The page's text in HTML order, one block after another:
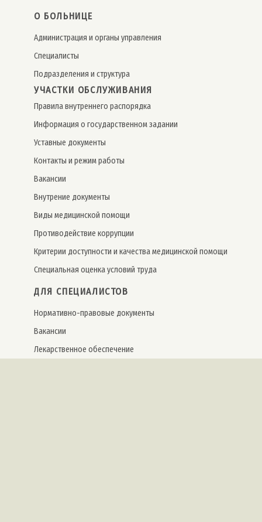
О БОЛЬНИЦЕ
Администрация и органы управления
Специалисты
Подразделения и структура
УЧАСТКИ ОБСЛУЖИВАНИЯ
Правила внутреннего распорядка
Информация о государственном задании
Уставные документы
Контакты и режим работы
Вакансии
Внутрение документы
Виды медицинской помощи
Противодействие коррупции
Критерии доступности и качества медицинской помощи
Специальная оценка условий труда
ДЛЯ СПЕЦИАЛИСТОВ
Нормативно-правовые документы
Вакансии
Лекарственное обеспечение